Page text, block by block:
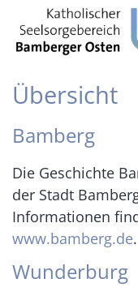
Zum Inhalt springen
Übersicht
Bamberg
Die Geschichte
der Stadt
Informationen
www.bamberg.de.
Wunderburg